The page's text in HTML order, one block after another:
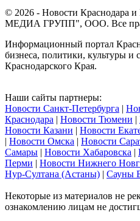
© 2026 - Новости Краснодара
МЕДИА ГРУПП", ООО. Все
Информационный портал
бизнеса, политики, культуры и
Краснодарского Края.
Наши сайты партнеры:
Новости Санкт-Петербурга |
Краснодара | Новости Тюмени |
Новости Казани | Новости
| Новости Омска | Новости
Самары | Новости Хабаровска |
Перми | Новости Нижнего
Нур-Султана (Астаны) | Сауны
Некоторые из материалов не
ознакомлению лицам не